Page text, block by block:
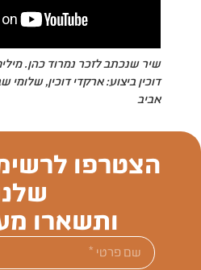
שיר שנכתב לזכר נמרוד כהן.
דוכין ביצוע: ארקדי דוכין, שלומי
אביב
הצטרפו
ותשארו